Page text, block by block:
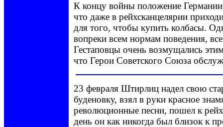
К концу войны положение
что даже в рейхсканцелярии
для того, чтобы купить колбасы.
вопреки всем нормам поведения,
Гестаповцы очень возмущались
что Герои Советского Союза
23 февраля Штирлиц надел свою
буденовку, взял в руки красное
революционные песни, пошел к
день он как никогда был близок к